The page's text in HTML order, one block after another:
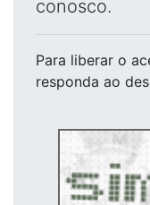
conosco.
Para liberar o
responda ao